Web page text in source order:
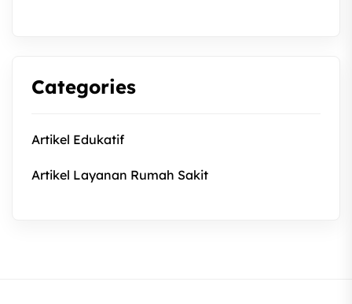
Categories
Artikel Edukatif
Artikel Layanan Rumah Sakit